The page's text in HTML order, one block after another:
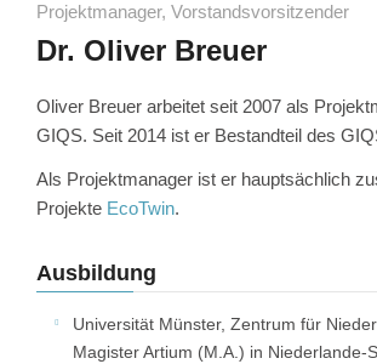
Projektmanager, Vorstandsvorsitzender
Dr. Oliver Breuer
Oliver Breuer arbeitet seit 2007 als
GIQS. Seit 2014 ist er Bestandteil des
Als Projektmanager ist er hauptsächlich
Projekte EcoTwin.
Ausbildung
Universität Münster, Zentrum für
Magister Artium (M.A.) in Niederlande-